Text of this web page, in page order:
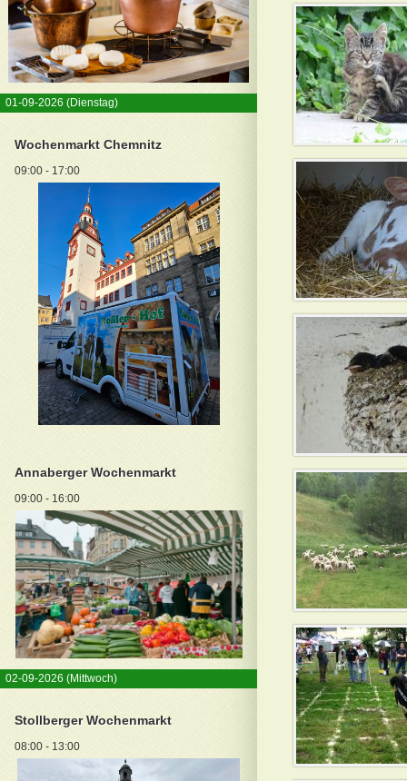
01-09-2026 (Dienstag)
Wochenmarkt Chemnitz
09:00 - 17:00
Annaberger Wochenmarkt
09:00 - 16:00
02-09-2026 (Mittwoch)
Stollberger Wochenmarkt
08:00 - 13:00